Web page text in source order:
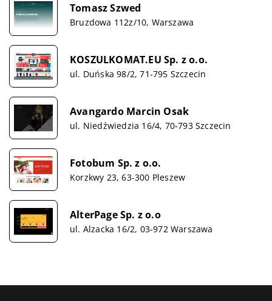
Tomasz Szwed
Bruzdowa 112z/10, Warszawa
KOSZULKOMAT.EU Sp. z o.o.
ul. Duńska 98/2, 71-795 Szczecin
Avangardo Marcin Osak
ul. Niedźwiedzia 16/4, 70-793 Szczecin
Fotobum Sp. z o.o.
Korzkwy 23, 63-300 Pleszew
AlterPage Sp. z o.o
ul. Alzacka 16/2, 03-972 Warszawa